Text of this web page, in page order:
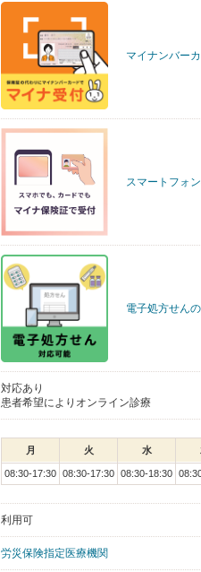
マイナンバー
スマートフォ
電子処方せん
対応あり
患者希望によりオンライン診療
月 火 水
08:30-17:30 08:30-17:30 08:30-18:30
利用可
労災保険指定医療機関